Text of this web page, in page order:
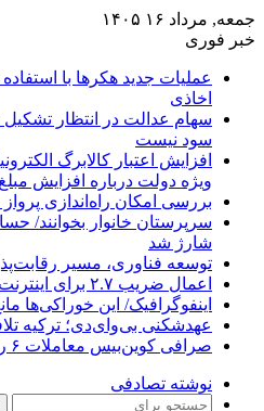
جمعه, مرداد ۱۶ ۱۴۰۵
خبر فوری
عملیات جدید هکرها با
اخاذی
سهام عدالت در انتظار تشکیل
سود نیست
افزایش اعتبار کالابرگ
ویژه دولت درباره افزایش
بررسی امکان راه‌اندازی
شارژ شد
توسعه فناوری، مسیر
اعمال ضریب ۲.۷ برای اینترنت بین‌الملل صحت ندارد
اینفوگرافیک/ این خوراکی‌ها
عهدشکنی بی‌وای‌دی؛ ترکیه
صرافی کوین‌بیس معاملات ۶ رمزارز را متوقف کرد
نوشته تصادفی